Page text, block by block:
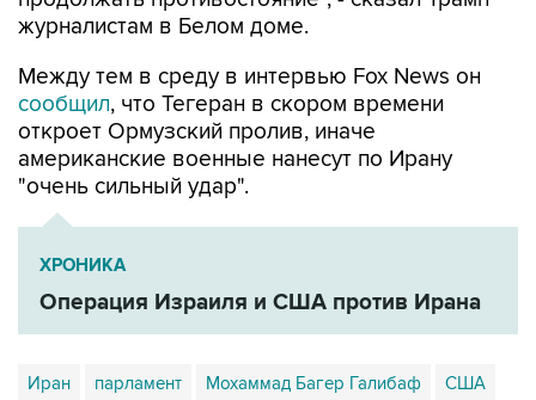
журналистам в Белом доме.
Между тем в среду в интервью Fox News он
сообщил, что Тегеран в скором времени
откроет Ормузский пролив, иначе
американские военные нанесут по Ирану
"очень сильный удар".
ХРОНИКА
Операция Израиля и США против Ирана
Иран парламент Мохаммад Багер Галибаф США